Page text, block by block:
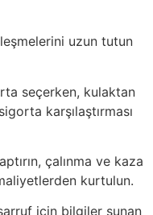
uzun tutun
seçerken, kulaktan
karşılaştırması
çalınma ve kaza
kurtulun.
için bilgiler sunan